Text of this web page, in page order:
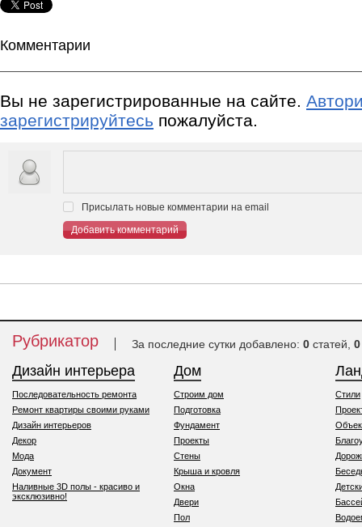
Комментарии
Вы не зарегистрированные на сайте.
зарегистрируйтесь пожалуйста.
Присылать новые комментарии на email
Добавить комментарий
Рубрикатор За последние сутки добавлено: 0 статей, 0
Дизайн интерьера
Последовательность ремонта
Ремонт квартиры своими руками
Дизайн интерьеров
Декор
Мода
Документ
Наливные 3D полы - красиво и
эксклюзивно!
Дом
Строим дом
Подготовка
Фундамент
Проекты
Стены
Крыша и кровля
Окна
Двери
Пол
Стили